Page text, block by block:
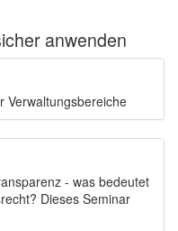
anwenden
Verwaltungsbereiche
- was bedeutet
Dieses Seminar